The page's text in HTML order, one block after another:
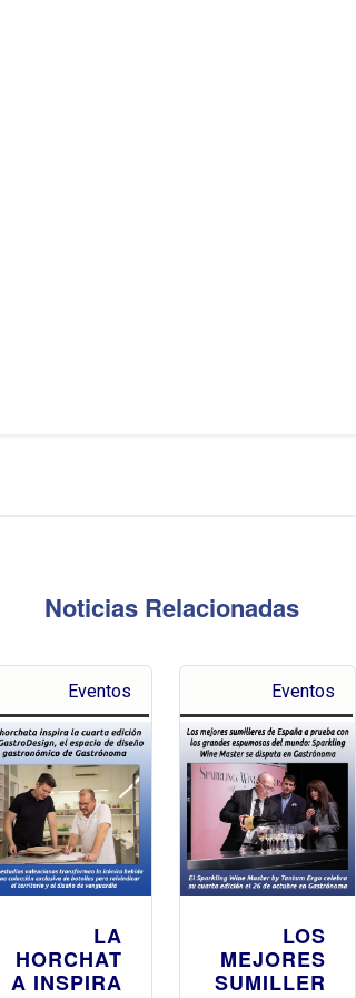
Noticias Relacionadas
Eventos
LA
HORCHAT
A INSPIRA
Eventos
LOS
MEJORES
SUMILLER